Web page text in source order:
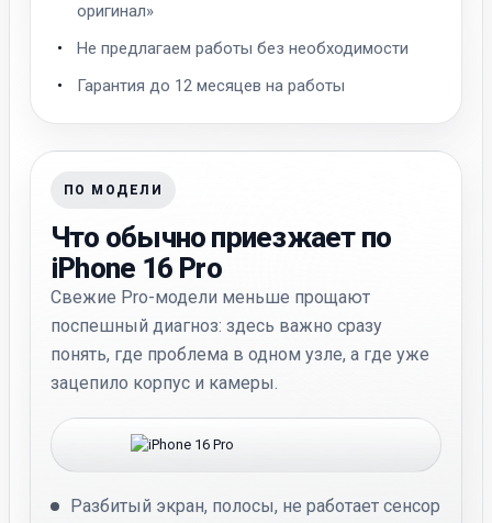
оригинал»
Не предлагаем работы без необходимости
Гарантия до 12 месяцев на работы
ПО МОДЕЛИ
Что обычно приезжает по
iPhone 16 Pro
Свежие Pro-модели меньше прощают
поспешный диагноз: здесь важно сразу
понять, где проблема в одном узле, а где уже
зацепило корпус и камеры.
Разбитый экран, полосы, не работает сенсор